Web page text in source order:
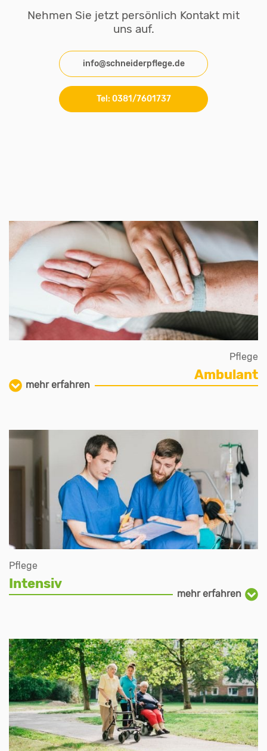
Nehmen Sie jetzt persönlich Kontakt mit
uns auf.
info@schneiderpflege.de
Tel: 0381/7601737
Pflege
Ambulant
mehr erfahren
Pflege
Intensiv
mehr erfahren